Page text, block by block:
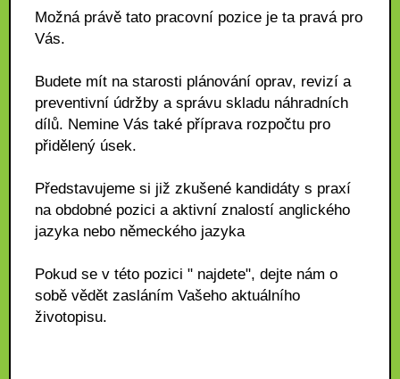
Možná právě tato pracovní pozice je ta pravá pro
Vás.
Budete mít na starosti plánování oprav, revizí a
preventivní údržby a správu skladu náhradních
dílů. Nemine Vás také příprava rozpočtu pro
přidělený úsek.
Představujeme si již zkušené kandidáty s praxí
na obdobné pozici a aktivní znalostí anglického
jazyka nebo německého jazyka
Pokud se v této pozici " najdete", dejte nám o
sobě vědět zasláním Vašeho aktuálního
životopisu.